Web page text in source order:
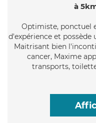
à
Optimiste, ponctuel
d'expérience et
Maitrisant bien
cancer, Maxime
transports,